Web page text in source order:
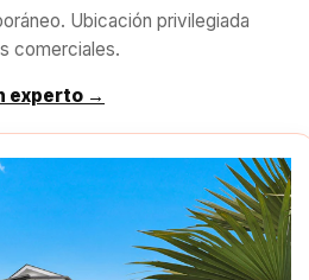
Ubicación privilegiada
comerciales.
experto →